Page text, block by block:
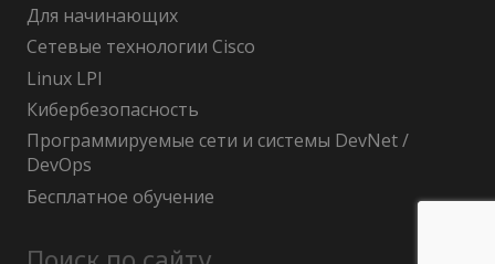
Для начинающих
Сетевые технологии Cisco
Linux LPI
Кибербезопасность
Программируемые сети и системы DevNet /
DevOps
Бесплатное обучение